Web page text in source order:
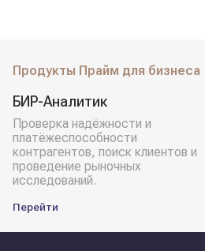
Продукты Прайм для бизнеса
БИР-Аналитик
Проверка надёжности и
платёжеспособности
контрагентов, поиск клиентов и
проведение рыночных
исследований.
Перейти